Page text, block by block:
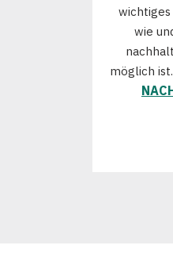
wichtiges
wie
möglich